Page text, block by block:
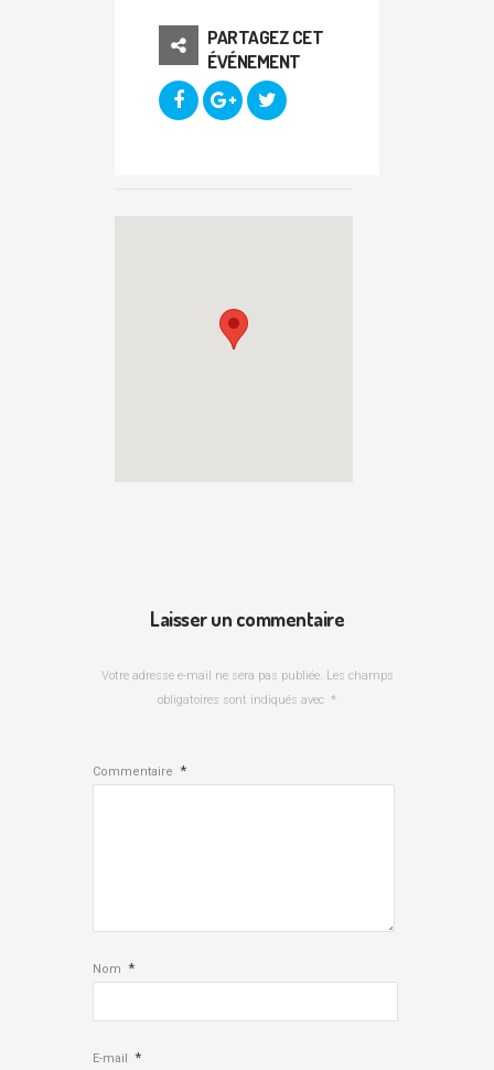
PARTAGEZ CET
ÉVÉNEMENT
Laisser un commentaire
Votre adresse e-mail ne sera pas publiée. Les champs
obligatoires sont indiqués avec *
Commentaire *
Nom *
E-mail *